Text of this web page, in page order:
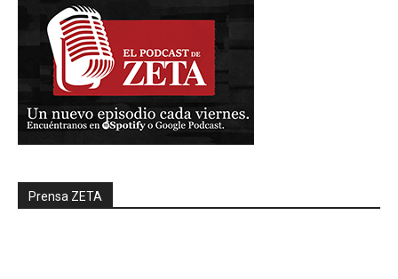
Prensa ZETA